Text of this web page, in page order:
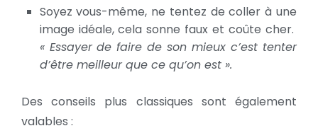
Soyez vous-même, ne tentez de coller à une
image idéale, cela sonne faux et coûte cher.
« Essayer de faire de son mieux c’est tenter
d’être meilleur que ce qu’on est ».
Des conseils plus classiques sont également
valables :